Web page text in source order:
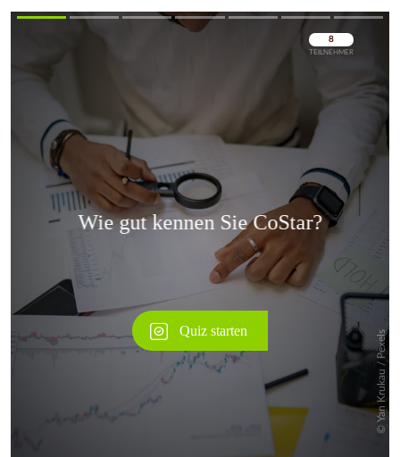
Überspringen